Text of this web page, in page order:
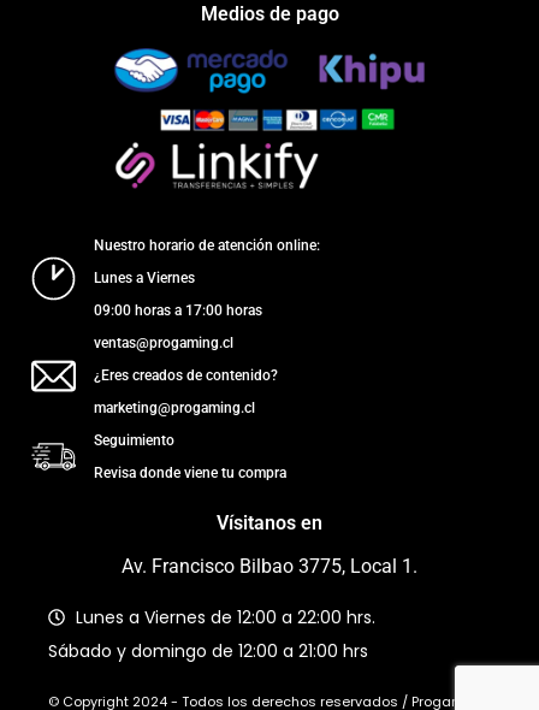
Medios de pago
Nuestro horario de atención online:
Lunes a Viernes
09:00 horas a 17:00 horas
ventas@progaming.cl
¿Eres creados de contenido?
marketing@progaming.cl
Seguimiento
Revisa donde viene tu compra
Vísitanos en
Av. Francisco Bilbao 3775, Local 1.
Lunes a Viernes de 12:00 a 22:00 hrs.
Sábado y domingo de 12:00 a 21:00 hrs
© Copyright 2024 - Todos los derechos reservados / Progaming